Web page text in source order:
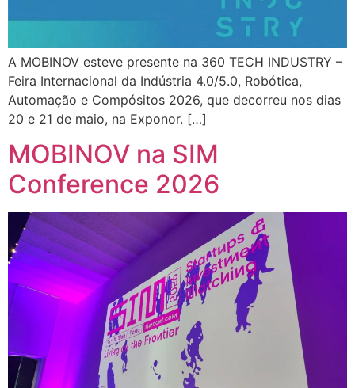
A MOBINOV esteve presente na 360 TECH INDUSTRY –
Feira Internacional da Indústria 4.0/5.0, Robótica,
Automação e Compósitos 2026, que decorreu nos dias
20 e 21 de maio, na Exponor. […]
MOBINOV na SIM
Conference 2026